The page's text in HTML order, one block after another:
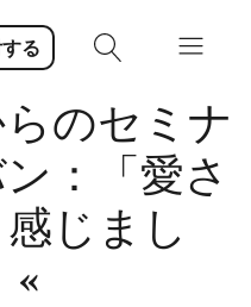
る
のセミナ
：「愛さ
じまし
«